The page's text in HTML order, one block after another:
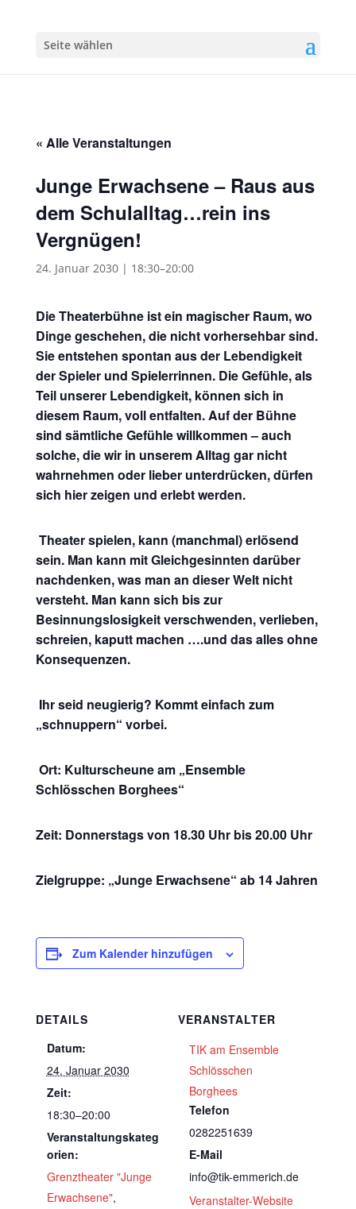
Seite wählen
« Alle Veranstaltungen
Junge Erwachsene – Raus aus
dem Schulalltag…rein ins
Vergnügen!
24. Januar 2030 | 18:30–20:00
Die Theaterbühne ist ein magischer Raum, wo
Dinge geschehen, die nicht vorhersehbar sind.
Sie entstehen spontan aus der Lebendigkeit
der Spieler und Spielerrinnen. Die Gefühle, als
Teil unserer Lebendigkeit, können sich in
diesem Raum, voll entfalten. Auf der Bühne
sind sämtliche Gefühle willkommen – auch
solche, die wir in unserem Alltag gar nicht
wahrnehmen oder lieber unterdrücken, dürfen
sich hier zeigen und erlebt werden.
Theater spielen, kann (manchmal) erlösend
sein. Man kann mit Gleichgesinnten darüber
nachdenken, was man an dieser Welt nicht
versteht. Man kann sich bis zur
Besinnungslosigkeit verschwenden, verlieben,
schreien, kaputt machen ….und das alles ohne
Konsequenzen.
Ihr seid neugierig? Kommt einfach zum
„schnuppern“ vorbei.
Ort: Kulturscheune am „Ensemble
Schlösschen Borghees“
Zeit: Donnerstags von 18.30 Uhr bis 20.00 Uhr
Zielgruppe: „Junge Erwachsene“ ab 14 Jahren
Zum Kalender hinzufügen
DETAILS
Datum:
24. Januar 2030
Zeit:
18:30–20:00
Veranstaltungskateg
orien:
Grenztheater "Junge
Erwachsene",
VERANSTALTER
TIK am Ensemble
Schlösschen
Borghees
Telefon
0282251639
E-Mail
info@tik-emmerich.de
Veranstalter-Website